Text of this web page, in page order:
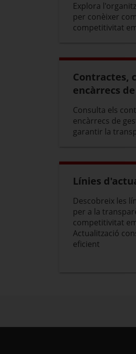
Explora
per conèixer
competitivitat
Contractes,
encàrrecs
Consulta els
encàrrecs de
garantir la
Línies
Descobreix les
per a la
competitivitat
Actualització
eficient